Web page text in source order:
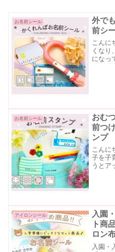
お名前シール
外で
前シ
こんに
くなり
になっ
お名前シール
おむ
前つ
ンプ
こんに
子を子
うとア
アイロンシール
入園
ト商
ロン
シー
入園・